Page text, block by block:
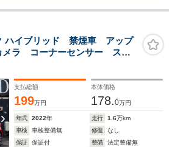
ハイブリッド 禁煙車 アップ
メラ コーナーセンサー スマ
ト ステアリングヒーター
ルートゥース 安心ロング保
支払総額
199万円
本体価格
178.0万円
年式 2022年 走行 1.6万km
車検
車検整備無 修復
なし
保証
保証付 整備
法定整備無